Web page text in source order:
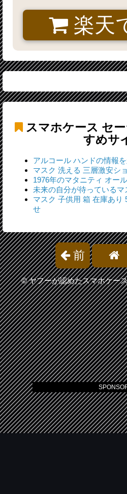
楽天
スマホケース セ
すめサ
アルコール ハンドの情報を
マスク 洗える 三層激安シ
1976年のマタニティ オー
未来の自分が待っているマ
マスク 子供用 箱 在庫あり
せ
前
©ヤフーが認めたスマホケー